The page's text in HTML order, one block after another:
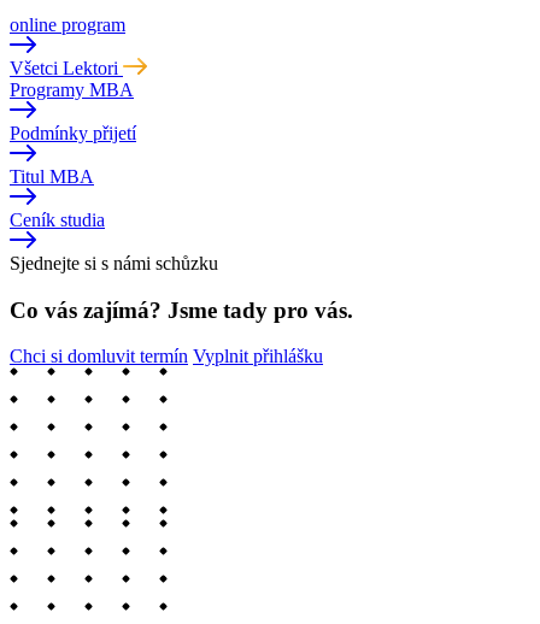
online program
Všetci Lektori
Programy MBA
Podmínky přijetí
Titul MBA
Ceník studia
Sjednejte si s námi schůzku
Co vás zajímá? Jsme tady pro vás.
Chci si domluvit termín Vyplnit přihlášku